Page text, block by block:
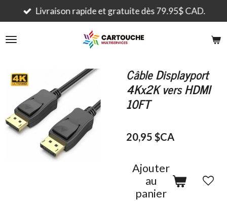
Passer
au
contenu
Livraison rapide et gratuite dès 79.95$ CAD.
Câble Displayport
4Kx2K vers HDMI
10FT
20,95 $CA
Ajouter
au
panier